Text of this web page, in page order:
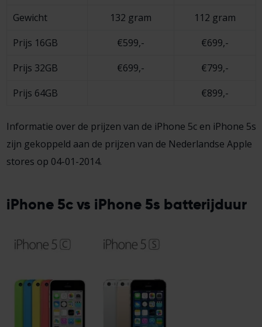
Gewicht
132 gram
112 gram
Prijs 16GB
€599,-
€699,-
Prijs 32GB
€699,-
€799,-
Prijs 64GB
€899,-
Informatie over de prijzen van de iPhone 5c en iPhone 5s
zijn gekoppeld aan de prijzen van de Nederlandse Apple
stores op 04-01-2014.
iPhone 5c vs iPhone 5s batterijduur